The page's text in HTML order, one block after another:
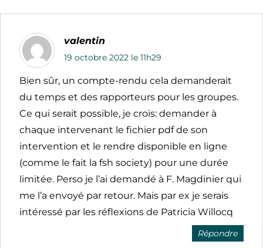
valentin
19 octobre 2022 le 11h29
Bien sûr, un compte-rendu cela demanderait
du temps et des rapporteurs pour les groupes.
Ce qui serait possible, je crois: demander à
chaque intervenant le fichier pdf de son
intervention et le rendre disponible en ligne
(comme le fait la fsh society) pour une durée
limitée. Perso je l’ai demandé à F. Magdinier qui
me l’a envoyé par retour. Mais par ex je serais
intéressé par les réflexions de Patricia Willocq
Répondre